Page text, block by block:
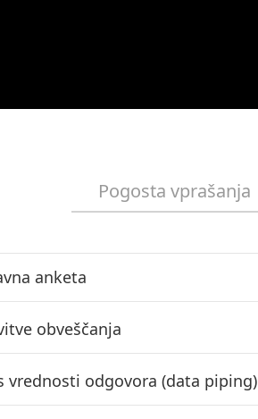
Pogosta vprašanja
anketa
obveščanja
vrednosti odgovora (data piping)